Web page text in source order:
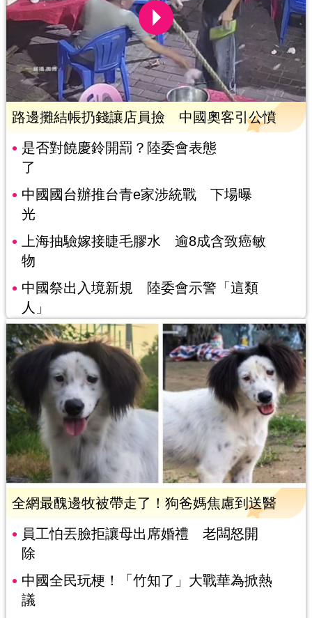
路邊攤結帳扔錢讓店員撿 中國奧客引公憤
是否對饒慶鈴開罰？陸委會表態
了
中國國台辦推台青e家涉統戰 下場曝
光
上海抽驗嫁接睫毛膠水 逾8成含致癌敏
物
中國祭出入境新規 陸委會示警「這類
人」
全網最醜邊牧被帶走了！狗爸媽焦慮到送醫
員工怕丟臉拒讓母出席婚禮 老闆怒開
除
中國全民玩梗！「竹知了」大戰華為掀熱
議